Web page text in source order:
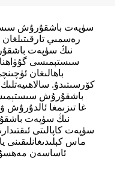
سۈپەت باشقۇرۇش
رەسمىي
سىستېمىسى
باھالىغان
كۆرسىتىدۇ.
باشقۇرۇش
سۈپەت كاپالىتى
ماس كېلىدىغانلىقىنى
ئاساسەن